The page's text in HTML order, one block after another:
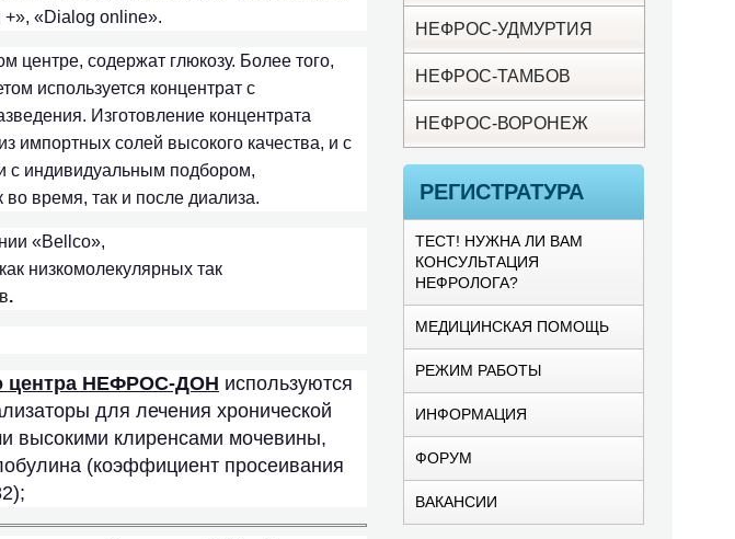
+», «Dialog online».
центре, содержат глюкозу. Более того,
используется концентрат с
Изготовление концентрата
импортных солей высокого качества, и с
с индивидуальным подбором,
во время, так и после диализа.
«Bellco»,
низкомолекулярных так
.
центра НЕФРОС-ДОН используются
для лечения хронической
высокими клиренсами мочевины,
(коэффициент просеивания
НЕФРОС-УДМУРТИЯ
НЕФРОС-ТАМБОВ
НЕФРОС-ВОРОНЕЖ
РЕГИСТРАТУРА
ТЕСТ! НУЖНА ЛИ ВАМ
КОНСУЛЬТАЦИЯ
НЕФРОЛОГА?
МЕДИЦИНСКАЯ ПОМОЩЬ
РЕЖИМ РАБОТЫ
ИНФОРМАЦИЯ
ФОРУМ
ВАКАНСИИ